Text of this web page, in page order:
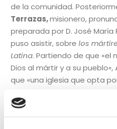
de la comunidad.
Terrazas,misionero,
preparada por D. José
puso asistir, sobrelos
Latina. Partiendo de que «el
Dios al mártir y a su
que «una iglesia que opta
tantos mártires anónimos
fueron asesinados por su